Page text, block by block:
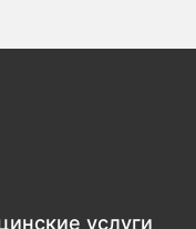
услуги